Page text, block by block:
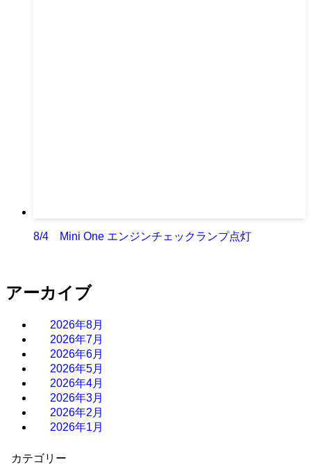
8/4 Mini One エンジンチェックランプ点灯
アーカイブ
2026年8月
2026年7月
2026年6月
2026年5月
2026年4月
2026年3月
2026年2月
2026年1月
カテゴリー